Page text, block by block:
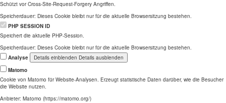
Schützt vor Cross-Site-Request-Forgery Angriffen.
Speicherdauer: Dieses Cookie bleibt nur für die aktuelle Browsersitzung bestehen.
PHP SESSION ID
Speichert die aktuelle PHP-Session.
Speicherdauer: Dieses Cookie bleibt nur für die aktuelle Browsersitzung bestehen.
Analyse
Details einblenden Details ausblenden
Matomo
Cookie von Matomo für Website-Analysen. Erzeugt statistische Daten darüber, wie die Besucher
die Website nutzen.
Anbieter: Matomo (https://matomo.org/)